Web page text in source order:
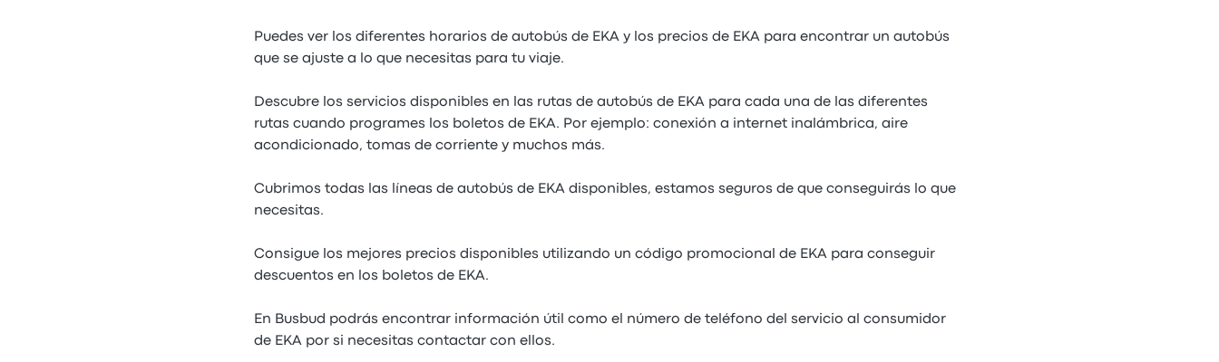
Puedes ver los diferentes horarios de autobús de EKA y los precios de EKA para encontrar un autobús
que se ajuste a lo que necesitas para tu viaje.
Descubre los servicios disponibles en las rutas de autobús de EKA para cada una de las diferentes
rutas cuando programes los boletos de EKA. Por ejemplo: conexión a internet inalámbrica, aire
acondicionado, tomas de corriente y muchos más.
Cubrimos todas las líneas de autobús de EKA disponibles, estamos seguros de que conseguirás lo que
necesitas.
Consigue los mejores precios disponibles utilizando un código promocional de EKA para conseguir
descuentos en los boletos de EKA.
En Busbud podrás encontrar información útil como el número de teléfono del servicio al consumidor
de EKA por si necesitas contactar con ellos.